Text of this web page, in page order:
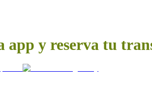
app y reserva tu